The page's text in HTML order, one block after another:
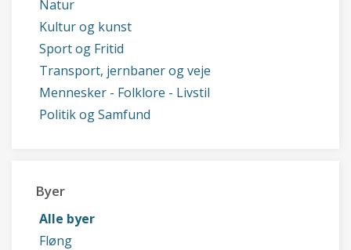
Natur
Kultur og kunst
Sport og Fritid
Transport, jernbaner og veje
Mennesker - Folklore - Livstil
Politik og Samfund
Byer
Alle byer
Fløng